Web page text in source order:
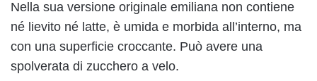
Nella sua versione originale emiliana non contiene
né lievito né latte, è umida e morbida all’interno, ma
con una superficie croccante. Può avere una
spolverata di zucchero a velo.